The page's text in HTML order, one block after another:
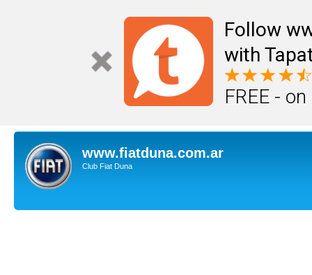
Follow
with
FREE -
www.fiatduna.com.ar
Club Fiat Duna